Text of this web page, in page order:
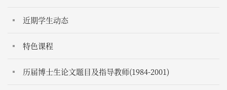
近期学生动态
特色课程
历届博士生论文题目及指导教师(1984-2001)